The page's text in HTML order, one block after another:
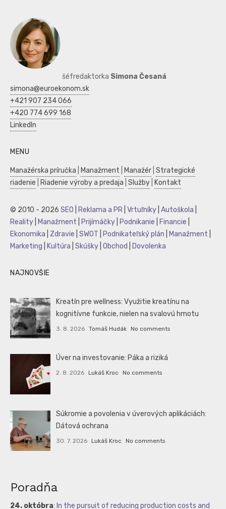
šéfredaktorka Simona Česaná
simona@euroekonom.sk
+421 907 234 066
+420 774 699 168
LinkedIn
MENU
Manažérska príručka Manažment Manažér Strategické
riadenie
Riadenie výroby a predaja Služby Kontakt
© 2010 - 2026 SEO Reklama a PR Vrtuľníky Autoškola
Reality
Manažment Prijímáčky Podnikanie Financie
Ekonomika
Zdravie SWOT Podnikateľský plán Manažment
Marketing
Kultúra Skúšky Obchod Dovolenka
NAJNOVŠIE
Kreatín pre wellness: Využitie kreatínu na
kognitívne funkcie, nielen na svalovú hmotu
3. 8. 2026 Tomáš Hudák No comments
Úver na investovanie: Páka a riziká
2. 8. 2026 Lukáš Kroc No comments
Súkromie a povolenia v úverových aplikáciách:
Dátová ochrana
30. 7. 2026 Lukáš Kroc No comments
Poradňa
24. októbra: In the pursuit of reducing production costs and